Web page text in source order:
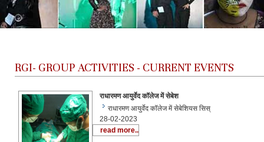
RGI- GROUP ACTIVITIES - CURRENT EVENTS
राधारमण आयुर्वेद कॉलेज में सेबेश
राधारमण आयुर्वेद कॉलेज में सेबेशियस सिस्
28-02-2023
read more..